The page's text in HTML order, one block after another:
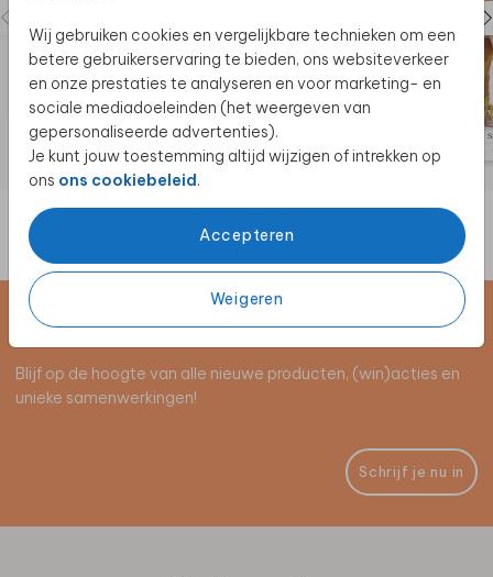
Wij gebruiken cookies en vergelijkbare technieken om een
betere gebruikerservaring te bieden, ons websiteverkeer
en onze prestaties te analyseren en voor marketing- en
sociale mediadoeleinden (het weergeven van
gepersonaliseerde advertenties).
Je kunt jouw toestemming altijd wijzigen of intrekken op
ons ons cookiebeleid.
Accepteren
Weigeren
Schrijf je in voor de nieuwsbrief
Blijf op de hoogte van alle nieuwe producten, (win)acties en
unieke samenwerkingen!
Schrijf je nu in